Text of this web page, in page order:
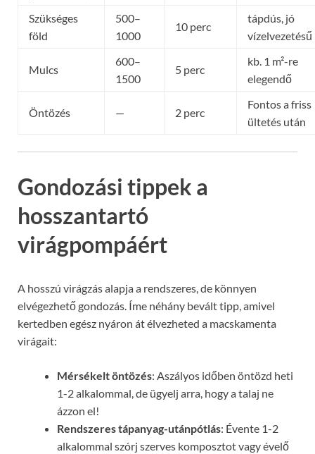
Szükséges
föld
500–
1000
10 perc
tápdús, jó
vízelvezetésű
Mulcs
600–
1500
5 perc
kb. 1 m²-re
elegendő
Öntözés — 2 perc
Fontos a friss
ültetés után
Gondozási tippek a
hosszantartó
virágpompáért
A hosszú virágzás alapja a rendszeres, de könnyen
elvégezhető gondozás. Íme néhány bevált tipp, amivel
kertedben egész nyáron át élvezheted a macskamenta
virágait:
Mérsékelt öntözés: Aszályos időben öntözd heti
1-2 alkalommal, de ügyelj arra, hogy a talaj ne
ázzon el!
Rendszeres tápanyag-utánpótlás: Évente 1-2
alkalommal szórj szerves komposztot vagy évelő